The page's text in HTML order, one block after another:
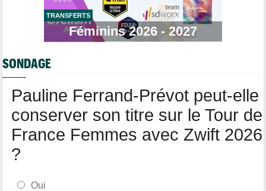
Puck Pieterse : "Je vise le maillot à pois..."
Tour de France Femmes
Marlen Reusser, maillot jaune : "Le Mont Ventoux, on verra"
Le Tour Femmes, Pologne, Burgos… le programme de la fin de
TRANSFERTS
Féminins 2026 - 2027
SONDAGE
Pauline Ferrand-Prévot peut-elle
conserver son titre sur le Tour de
France Femmes avec Zwift 2026
?
Oui